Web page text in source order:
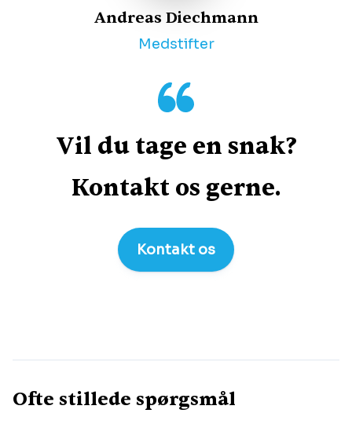
Andreas Diechmann
Medstifter
Vil du tage en snak?
Kontakt os gerne.
Kontakt os
Ofte stillede spørgsmål